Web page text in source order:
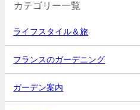
カテゴリー一覧
ライフスタイル＆旅
フランスのガーデニング
ガーデン案内